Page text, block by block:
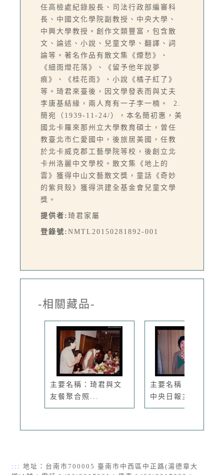
任高檢處紀錄股長、司法行政部編審科
長、中國文化學院副教授、中央大學、
中興大學教授。創作文類豐富，包含散
文、論述、小說、兒童文學、翻譯、詞
論等。著名作品有散文集《煙愁》、
《細雨燈花落》、《留予他年說夢
痕》、《桂花雨》、小說《橘子紅了》
等。琦君來臺後，因文學發表而與丈夫
李唐基結緣，兩人育有一子李一楠。 2.
簡宛（1939-11-24/），本名簡初惠，美
國北卡羅來那州立大學教育碩士，曾任
教臺北市仁愛國中，後旅居美國，任教
於北卡威克郡工藝學院等校，後創立北
卡州洛麗中文學校。散文集《地上的
雲》獲得中山文藝散文獎，童話《奇妙
的紫貝殼》獲得洪建全基金會兒童文學
獎。
提供者: 琦君家屬
登錄號: NMTL20150281892-001
-相關藏品-
主要名稱：琦君與文
友餐聚合照...
主要名稱：琦君出席
中央日報主...
::: 地址：台南市700005 臺南市中西區中正路(湯德章大